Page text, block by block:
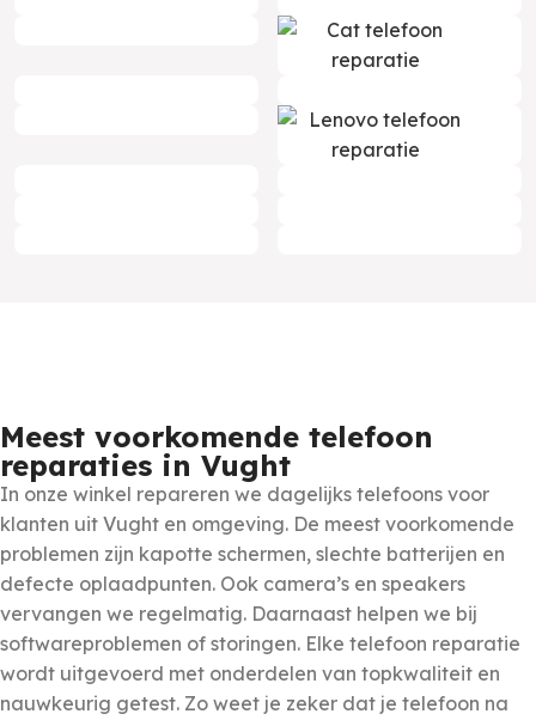
Meest voorkomende telefoon
reparaties in Vught
In onze winkel repareren we dagelijks telefoons voor
klanten uit Vught en omgeving. De meest voorkomende
problemen zijn kapotte schermen, slechte batterijen en
defecte oplaadpunten. Ook camera’s en speakers
vervangen we regelmatig. Daarnaast helpen we bij
softwareproblemen of storingen. Elke telefoon reparatie
wordt uitgevoerd met onderdelen van topkwaliteit en
nauwkeurig getest. Zo weet je zeker dat je telefoon na